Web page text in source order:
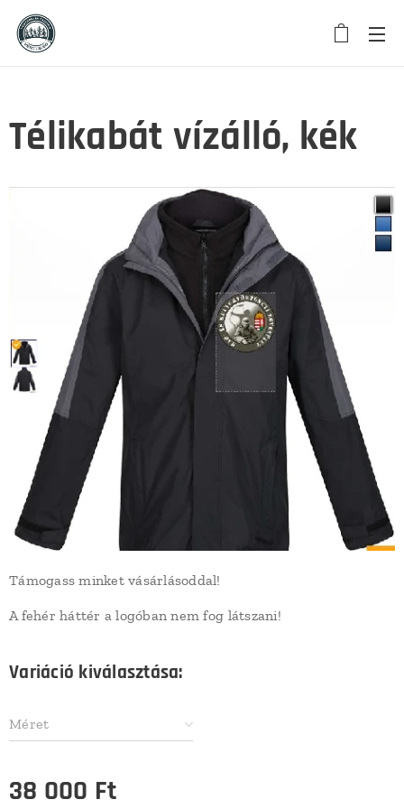
Télikabát vízálló, kék
Támogass minket vásárlásoddal!
A fehér háttér a logóban nem fog látszani!
Variáció kiválasztása:
Méret
38 000 Ft